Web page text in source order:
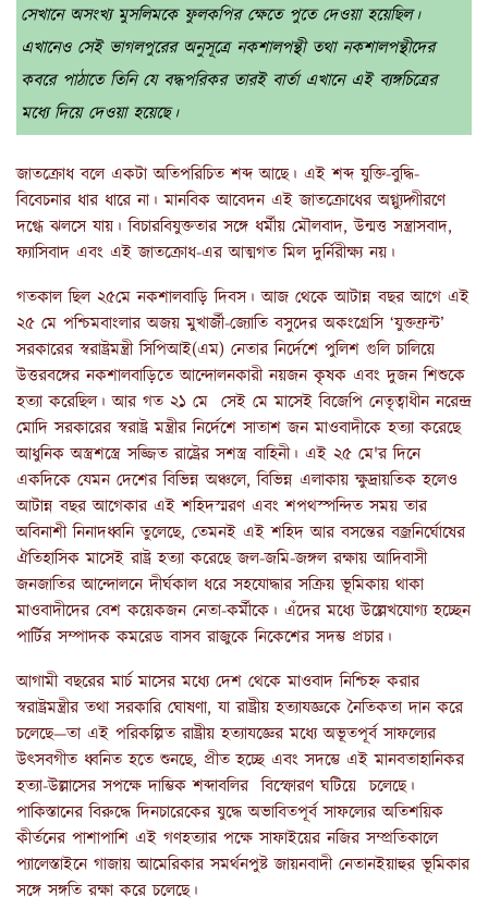
সেখানে অসংখ্য মুসলিমকে ফুলকপির ক্ষেতে পুতে দেওয়া হয়েছিল।
এখানেও সেই ভাগলপুরের অনুসূত্রে নকশালপন্থী তথা নকশালপন্থীদের
কবরে পাঠাতে তিনি যে বদ্ধপরিকর তারই বার্তা এখানে এই ব্যঙ্গচিত্রের
মধ্যে দিয়ে দেওয়া হয়েছে।
জাতক্রোধ বলে একটা অতিপরিচিত শব্দ আছে। এই শব্দ যুক্তি-বুদ্ধি-
বিবেচনার ধার ধারে না। মানবিক আবেদন এই জাতক্রোধের অগ্ন্যুদ্গীরণে
দগ্ধে ঝলসে যায়। বিচারবিযুক্ততার সঙ্গে ধর্মীয় মৌলবাদ, উন্মত্ত সন্ত্রাসবাদ,
ফ্যাসিবাদ এবং এই জাতক্রোধ-এর আত্মগত মিল দুর্নিরীক্ষ্য নয়।
গতকাল ছিল ২৫মে নকশালবাড়ি দিবস। আজ থেকে আটান্ন বছর আগে এই
২৫ মে পশ্চিমবাংলার অজয় মুখার্জী-জ্যোতি বসুদের অকংগ্রেসি ‘যুক্তফ্রন্ট’
সরকারের স্বরাষ্ট্রমন্ত্রী সিপিআই(এম) নেতার নির্দেশে পুলিশ গুলি চালিয়ে
উত্তরবঙ্গের নকশালবাড়িতে আন্দোলনকারী নয়জন কৃষক এবং দুজন শিশুকে
হত্যা করেছিল। আর গত ২১ মে সেই মে মাসেই বিজেপি নেতৃত্বাধীন নরেন্দ্র
মোদি সরকারের স্বরাষ্ট্র মন্ত্রীর নির্দেশে সাতাশ জন মাওবাদীকে হত্যা করেছে
আধুনিক অস্ত্রশস্ত্রে সজ্জিত রাষ্ট্রের সশস্ত্র বাহিনী। এই ২৫ মে'র দিনে
একদিকে যেমন দেশের বিভিন্ন অঞ্চলে, বিভিন্ন এলাকায় ক্ষুদ্রায়তিক হলেও
আটান্ন বছর আগেকার এই শহিদস্মরণ এবং শপথস্পন্দিত সময় তার
অবিনাশী নিনাদধ্বনি তুলেছে, তেমনই এই শহিদ আর বসন্তের বজ্রনির্ঘোষের
ঐতিহাসিক মাসেই রাষ্ট্র হত্যা করেছে জল-জমি-জঙ্গল রক্ষায় আদিবাসী
জনজাতির আন্দোলনে দীর্ঘকাল ধরে সহযোদ্ধার সক্রিয় ভূমিকায় থাকা
মাওবাদীদের বেশ কয়েকজন নেতা-কর্মীকে। এঁদের মধ্যে উল্লেখযোগ্য হচ্ছেন
পার্টির সম্পাদক কমরেড বাসব রাজুকে নিকেশের সদম্ভ প্রচার।
আগামী বছরের মার্চ মাসের মধ্যে দেশ থেকে মাওবাদ নিশ্চিহ্ন করার
স্বরাষ্ট্রমন্ত্রীর তথা সরকারি ঘোষণা, যা রাষ্ট্রীয় হত্যাযজ্ঞকে নৈতিকতা দান করে
চলেছে—তা এই পরিকল্পিত রাষ্ট্রীয় হত্যাযজ্ঞের মধ্যে অভূতপূর্ব সাফল্যের
উৎসবগীত ধ্বনিত হতে শুনছে, প্রীত হচ্ছে এবং সদম্ভে এই মানবতাহানিকর
হত্যা-উল্লাসের সপক্ষে দাম্ভিক শব্দাবলির বিস্ফোরণ ঘটিয়ে চলেছে।
পাকিস্তানের বিরুদ্ধে দিনচারেকের যুদ্ধে অভাবিতপূর্ব সাফল্যের অতিশয়িক
কীর্তনের পাশাপাশি এই গণহত্যার পক্ষে সাফাইয়ের নজির সম্প্রতিকালে
প্যালেস্তাইনে গাজায় আমেরিকার সমর্থনপুষ্ট জায়নবাদী নেতানইয়াহুর ভূমিকার
সঙ্গে সঙ্গতি রক্ষা করে চলেছে।